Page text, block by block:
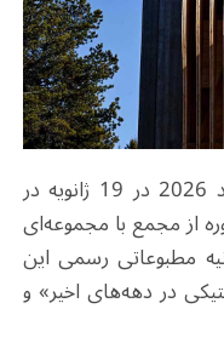
نشست سالانه مجمع جهانی اقتصاد 2026 در 19 ژانویه در
از مجمع با مجموعه‌ای
مطبوعاتی رسمی این
در دهه‌های اخیر» و